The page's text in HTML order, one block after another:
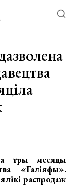
тры месяцы
«Галіяфы».
распродаж